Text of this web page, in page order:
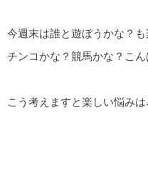
今週末は誰と遊ぼうかな？
チンコかな？競馬かな？こ
こう考えますと楽しい悩みは